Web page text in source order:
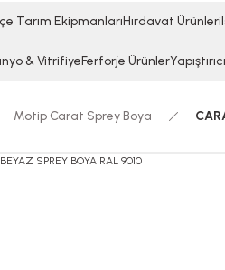
Tarım EkipmanlarıHırdavat Ürünleri
& VitrifiyeFerforje Ürünler
Motip Carat Sprey Boya